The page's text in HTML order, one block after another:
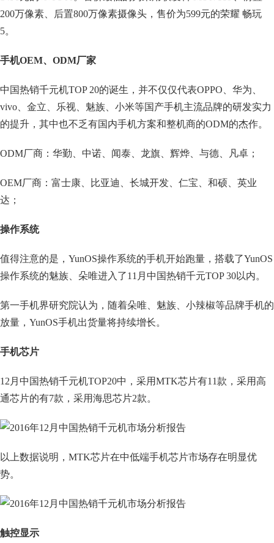
200万像素、后置800万像素摄像头，售价为599元的荣耀 畅玩
5。
手机OEM、ODM厂家
中国热销千元机TOP 20的诞生，并不仅仅代表OPPO、华为、
vivo、金立、乐视、魅族、小米等国产手机主流品牌的研发实力
的提升，其中也不乏有国内手机方案和整机商的ODM的杰作。
ODM厂商：华勤、中诺、闻泰、龙旗、辉烨、与德、凡卓；
OEM厂商：富士康、比亚迪、长城开发、仁宝、和硕、英业
达；
操作系统
值得注意的是，YunOS操作系统的手机开始跑量，搭载了YunOS
操作系统的魅族、朵唯进入了11月中国热销千元TOP 30以内。
第一手机界研究院认为，随着朵唯、魅族、小辣椒等品牌手机的
放量，YunOS手机出货量将持续增长。
手机芯片
12月中国热销千元机TOP20中，采用MTK芯片有11款，采用高
通芯片的有7款，采用海思芯片2款。
以上数据说明，MTK芯片在中低端手机芯片市场存在明显优
势。
触控显示